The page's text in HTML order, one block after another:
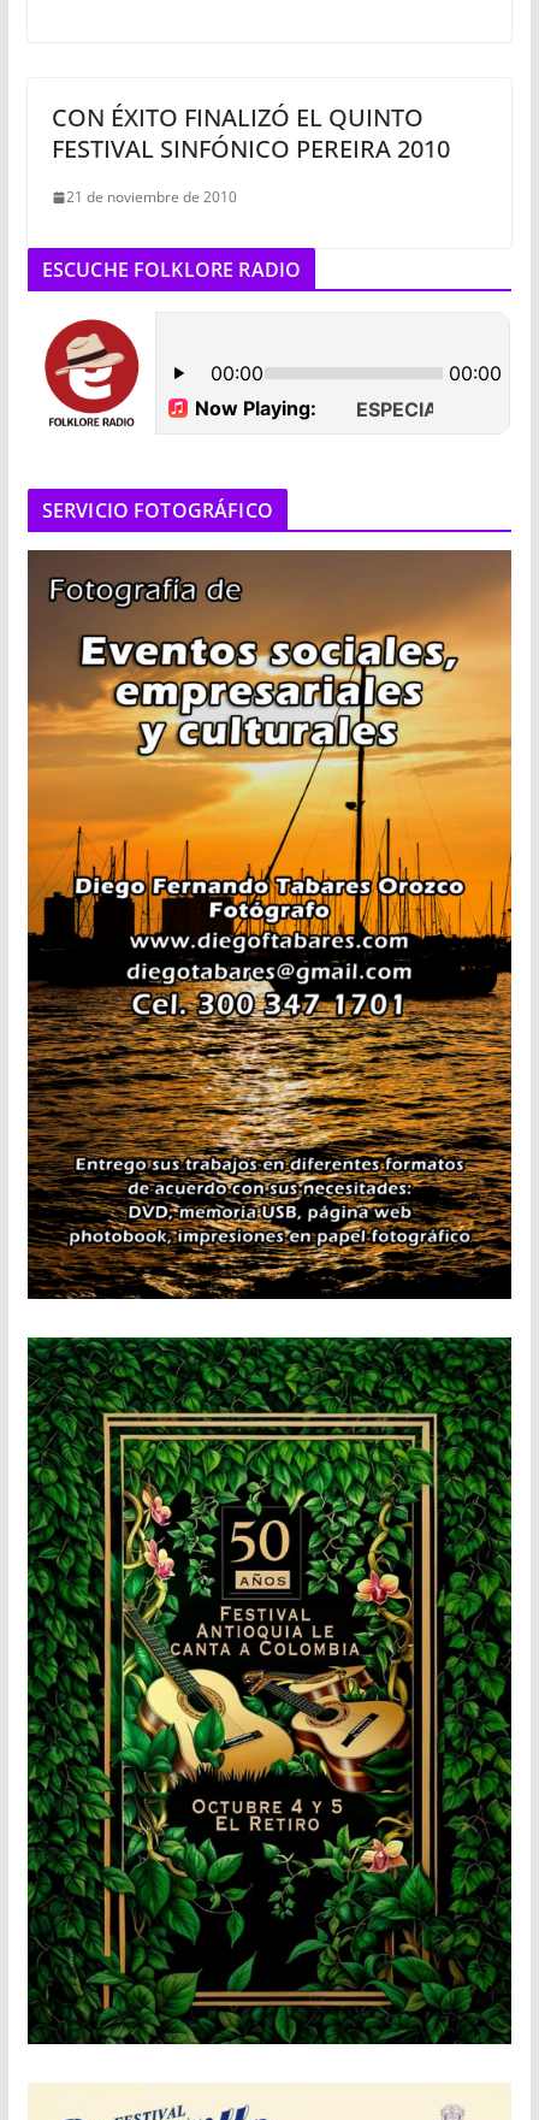
CON ÉXITO FINALIZÓ EL QUINTO
FESTIVAL SINFÓNICO PEREIRA 2010
21 de noviembre de 2010
ESCUCHE FOLKLORE RADIO
SERVICIO FOTOGRÁFICO